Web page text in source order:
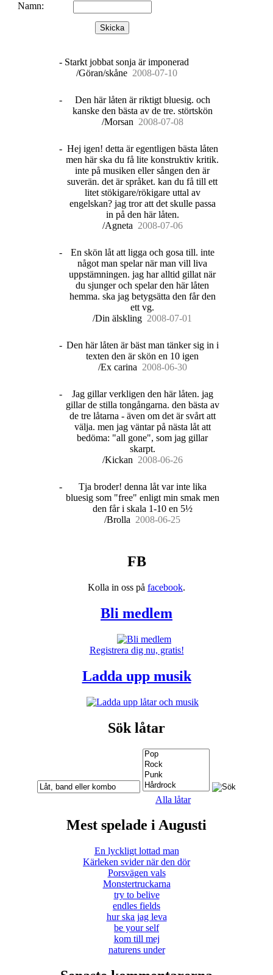
Namn:
Skicka
- Starkt jobbat sonja är imponerad
/Göran/skåne 2008-07-10
-
Den här låten är riktigt bluesig. och
kanske den bästa av de tre. störtskön
/Morsan 2008-07-08
- Hej igen! detta är egentligen bästa låten
men här ska du få lite konstruktiv kritik.
inte på musiken eller sången den är
suverän. det är språket. kan du få till ett
litet stökigare/rökigare uttal av
engelskan? jag tror att det skulle passa
in på den här låten.
/Agneta 2008-07-06
-
En skön låt att ligga och gosa till. inte
något man spelar när man vill liva
uppstämningen. jag har alltid gillat när
du sjunger och spelar den här låten
hemma. ska jag betygsätta den får den
ett vg.
/Din älskling 2008-07-01
- Den här låten är bäst man tänker sig in i
texten den är skön en 10 igen
/Ex carina 2008-06-30
-
Jag gillar verkligen den här låten. jag
gillar de stilla tongångarna. den bästa av
de tre låtarna - även om det är svårt att
välja. men jag väntar på nästa låt att
bedöma: "all gone", som jag gillar
skarpt.
/Kickan 2008-06-26
-
Tja broder! denna låt var inte lika
bluesig som "free" enligt min smak men
den får i skala 1-10 en 5½
/Brolla 2008-06-25
FB
Kolla in oss på facebook.
Bli medlem
Registrera dig nu, gratis!
Ladda upp musik
Sök låtar
Alla låtar
Mest spelade i Augusti
En lyckligt lottad man
Kärleken svider när den dör
Porsvägen vals
Monstertruckarna
try to belive
endles fields
hur ska jag leva
be your self
kom till mej
naturens under